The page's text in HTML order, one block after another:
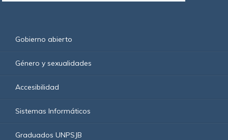
Gobierno abierto
Género y sexualidades
Accesibilidad
Sistemas Informáticos
Graduados UNPSJB